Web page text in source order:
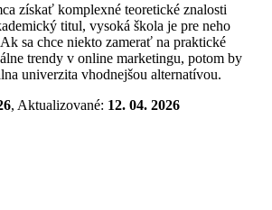
získať komplexné teoretické znalosti
titul, vysoká škola je pre neho
sa chce niekto zamerať na praktické
trendy v online marketingu, potom by
univerzita vhodnejšou alternatívou.
, Aktualizované: 12. 04. 2026